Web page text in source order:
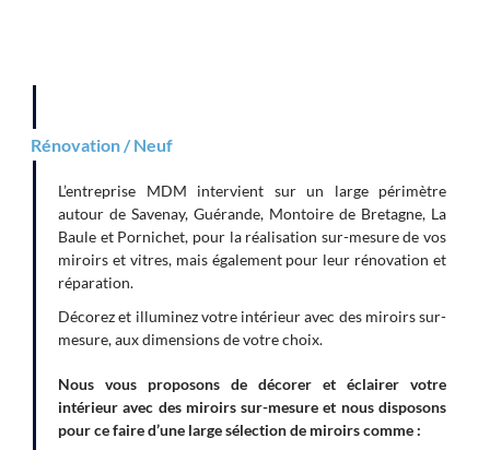
Rénovation / Neuf
L’entreprise MDM intervient sur un large périmètre
autour de Savenay, Guérande, Montoire de Bretagne, La
Baule et Pornichet, pour la réalisation sur-mesure de vos
miroirs et vitres, mais également pour leur rénovation et
réparation.
Décorez et illuminez votre intérieur avec des miroirs sur-
mesure, aux dimensions de votre choix.
Nous vous proposons de décorer et éclairer votre
intérieur avec des miroirs sur-mesure et nous disposons
pour ce faire d’une large sélection de miroirs comme :